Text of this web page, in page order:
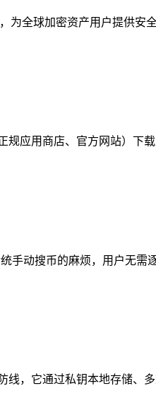
为全球加密资产用户提供安
应用商店、官方网站）下
手动搜币的麻烦，用户无
，它通过私钥本地存储、